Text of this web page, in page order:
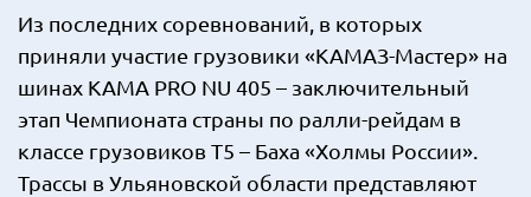
Из последних соревнований, в которых
приняли участие грузовики «КАМАЗ-Мастер» на
шинах KAMA PRO NU 405 – заключительный
этап Чемпионата страны по ралли-рейдам в
классе грузовиков Т5 – Баха «Холмы России».
Трассы в Ульяновской области представляют